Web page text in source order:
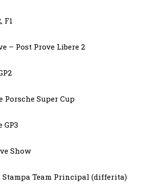
F1
– Post Prove Libere 2
Porsche Super Cup
GP3
Show
Stampa Team Principal (differita)